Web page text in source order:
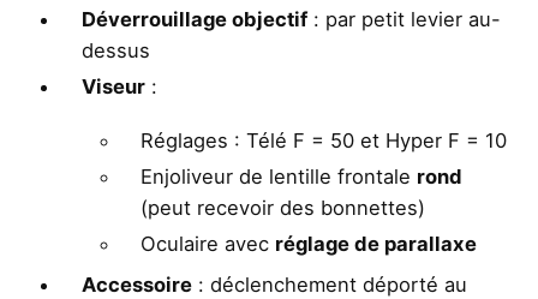
Déverrouillage objectif: par petit levier au-
dessus
Viseur:
Réglages : Télé F = 50 et Hyper F = 10
Enjoliveur de lentille frontale rond
(peut recevoir des bonnettes)
Oculaire avec réglage de parallaxe
Accessoire: déclenchement déporté au